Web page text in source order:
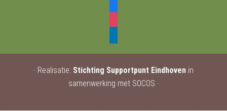
· Realisatie: Stichting Supportpunt Eindhoven in
samenwerking met SOCOS ·